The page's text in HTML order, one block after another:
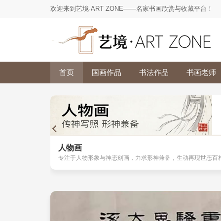
欢迎来到艺境·ART ZONE——名家书画欣赏与收藏平台！
首页 国画作品 书法作品 书画老师
人物画
专注于人物形象与神态刻画，力求形神兼备，生动再现世态百